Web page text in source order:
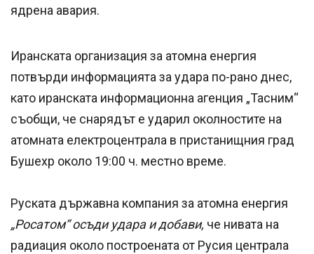
ядрена авария.
Иранската организация за атомна енергия
потвърди информацията за удара по-рано днес,
като иранската информационна агенция „Тасним“
съобщи, че снарядът е ударил околностите на
атомната електроцентрала в пристанищния град
Бушехр около 19:00 ч. местно време.
Руската държавна компания за атомна енергия
„Росатом“ осъди удара и добави, че нивата на
радиация около построената от Русия централа